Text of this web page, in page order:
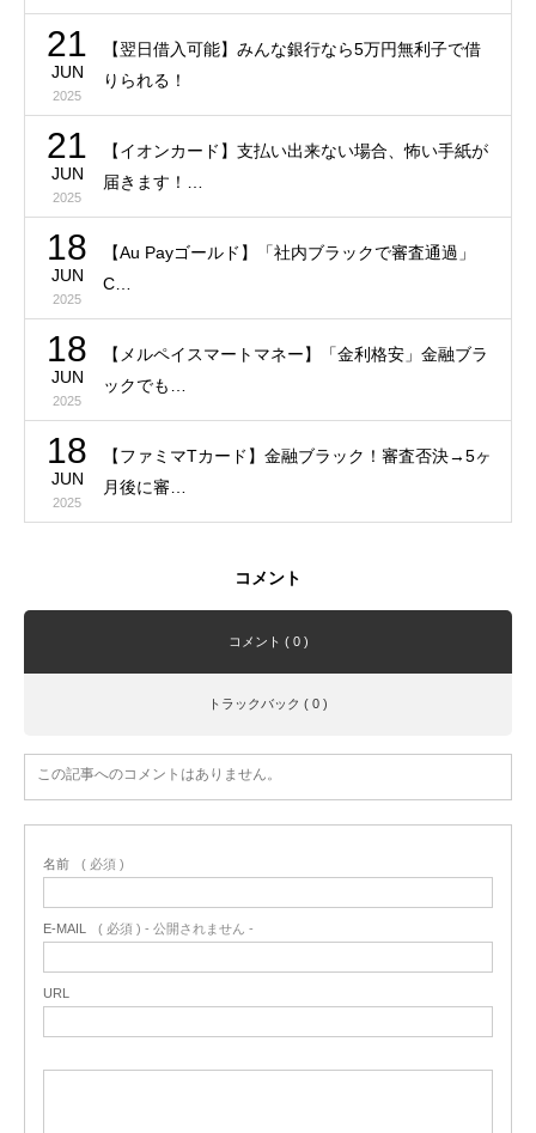
21
JUN
2025
【翌日借入可能】みんな銀行なら5万円無利子で借
りられる！
21
JUN
2025
【イオンカード】支払い出来ない場合、怖い手紙が
届きます！…
18
JUN
2025
【Au Payゴールド】「社内ブラックで審査通過」
C…
18
JUN
2025
【メルペイスマートマネー】「金利格安」金融ブラ
ックでも…
18
JUN
2025
【ファミマTカード】金融ブラック！審査否決→5ヶ
月後に審…
コメント
コメント ( 0 )
トラックバック ( 0 )
この記事へのコメントはありません。
名前 ( 必須 )
E-MAIL ( 必須 ) - 公開されません -
URL